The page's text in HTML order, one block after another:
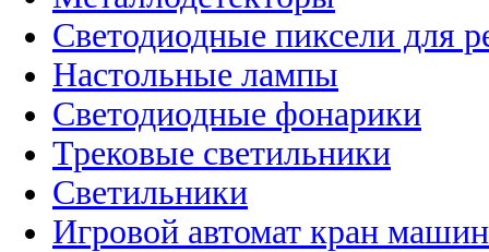
Светодиодные пиксели для
Настольные лампы
Светодиодные фонарики
Трековые светильники
Светильники
Игровой автомат кран